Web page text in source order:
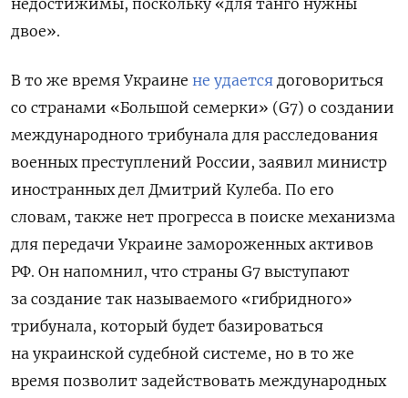
недостижимы, поскольку «для танго нужны
двое».
В то же время Украине не удается договориться
со странами «Большой семерки» (G7) о создании
международного трибунала для расследования
военных преступлений России, заявил министр
иностранных дел Дмитрий Кулеба. По его
словам, также нет прогресса в поиске механизма
для передачи Украине замороженных активов
РФ. Он напомнил, что страны G7 выступают
за создание так называемого «гибридного»
трибунала, который будет базироваться
на украинской судебной системе, но в то же
время позволит задействовать международных